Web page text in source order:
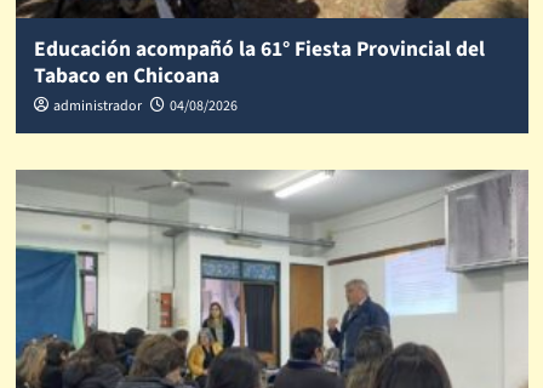
Educación acompañó la 61° Fiesta Provincial del
Tabaco en Chicoana
administrador 04/08/2026